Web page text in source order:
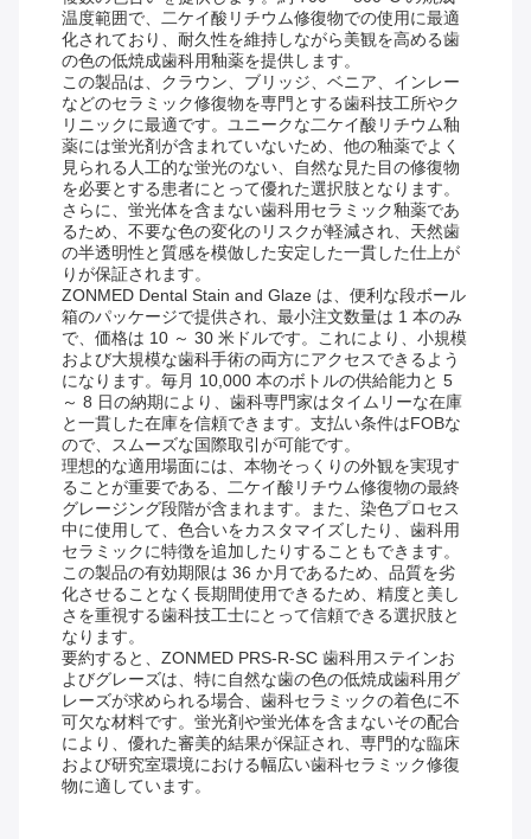
温度範囲で、二ケイ酸リチウム修復物での使用に最適
化されており、耐久性を維持しながら美観を高める歯
の色の低焼成歯科用釉薬を提供します。
この製品は、クラウン、ブリッジ、ベニア、インレー
などのセラミック修復物を専門とする歯科技工所やク
リニックに最適です。ユニークな二ケイ酸リチウム釉
薬には蛍光剤が含まれていないため、他の釉薬でよく
見られる人工的な蛍光のない、自然な見た目の修復物
を必要とする患者にとって優れた選択肢となります。
さらに、蛍光体を含まない歯科用セラミック釉薬であ
るため、不要な色の変化のリスクが軽減され、天然歯
の半透明性と質感を模倣した安定した一貫した仕上が
りが保証されます。
ZONMED Dental Stain and Glaze は、便利な段ボール
箱のパッケージで提供され、最小注文数量は 1 本のみ
で、価格は 10 ～ 30 米ドルです。これにより、小規模
および大規模な歯科手術の両方にアクセスできるよう
になります。毎月 10,000 本のボトルの供給能力と 5
～ 8 日の納期により、歯科専門家はタイムリーな在庫
と一貫した在庫を信頼できます。支払い条件はFOBな
ので、スムーズな国際取引が可能です。
理想的な適用場面には、本物そっくりの外観を実現す
ることが重要である、二ケイ酸リチウム修復物の最終
グレージング段階が含まれます。また、染色プロセス
中に使用して、色合いをカスタマイズしたり、歯科用
セラミックに特徴を追加したりすることもできます。
この製品の有効期限は 36 か月であるため、品質を劣
化させることなく長期間使用できるため、精度と美し
さを重視する歯科技工士にとって信頼できる選択肢と
なります。
要約すると、ZONMED PRS-R-SC 歯科用ステインお
よびグレーズは、特に自然な歯の色の低焼成歯科用グ
レーズが求められる場合、歯科セラミックの着色に不
可欠な材料です。蛍光剤や蛍光体を含まないその配合
により、優れた審美的結果が保証され、専門的な臨床
および研究室環境における幅広い歯科セラミック修復
物に適しています。